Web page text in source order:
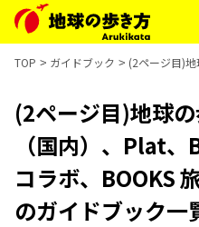
TOP ガイドブック (2ページ目)
(2ページ目)地球
（国内）、Plat
コラボ、BOOKS
のガイドブック一